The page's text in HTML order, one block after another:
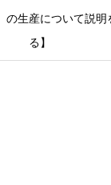
の生産について説明
る】